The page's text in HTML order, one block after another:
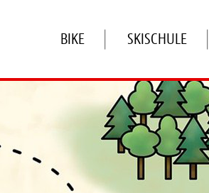
BIKE SKISCHULE